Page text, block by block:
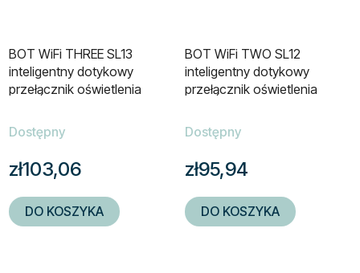
BOT WiFi THREE SL13
inteligentny dotykowy
przełącznik oświetlenia
Dostępny
zł103,06
DO KOSZYKA
BOT WiFi TWO SL12
inteligentny dotykowy
przełącznik oświetlenia
Dostępny
zł95,94
DO KOSZYKA